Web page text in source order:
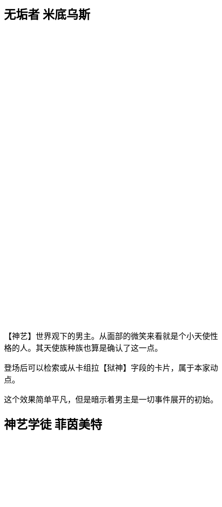
无垢者 米底乌斯
【神艺】世界观下的男主。从面部的微笑来看就是个小天使性
格的人。其天使族种族也算是确认了这一点。
登场后可以检索或从卡组拉【狱神】字段的卡片，属于本家动
点。
这个效果简单平凡，但是暗示着男主是一切事件展开的初始。
神艺学徒 菲茵美特